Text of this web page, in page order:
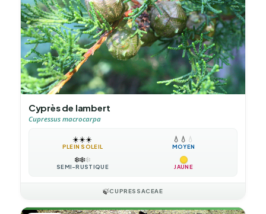
Cyprès de lambert
Cupressus macrocarpa
☀️☀️☀️
PLEIN SOLEIL
💧 💧 💧
MOYEN
❄️❄️❄️
SEMI-RUSTIQUE JAUNE
🍃CUPRESSACEAE